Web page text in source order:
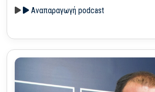
Αναπαραγωγή podcast